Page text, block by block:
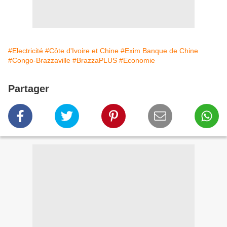
#Electricité #Côte d'Ivoire et Chine #Exim Banque de Chine
#Congo-Brazzaville #BrazzaPLUS #Economie
Partager